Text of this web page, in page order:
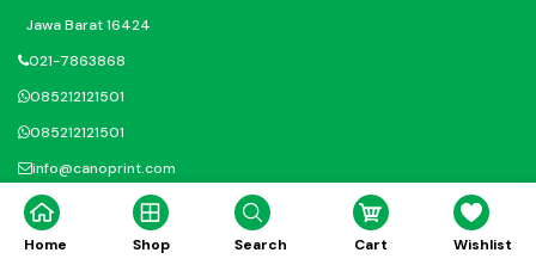
Home Shop Search Cart Wishlist
Jawa Barat 16424
021-7863868
085212121501
085212121501
info@canoprint.com
@ig.canoprinting@canodigitalprinting